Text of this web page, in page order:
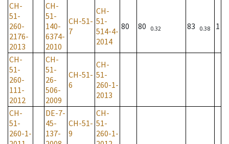
CH-
51-
260-
2176-
2013
CH-
51-
140-
6374-
2010
CH-51-
7
CH-
51-
514-4-
2014
80 80 0.32 83 0.38 1
CH-
51-
260-
111-
2012
CH-
51-
26-
506-
2009
CH-51-
6
CH-
51-
260-1-
2013
CH-
51-
260-1-
DE-7-
45-
137-
CH-51-
9
CH-
51-
260-1-